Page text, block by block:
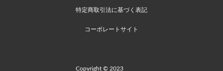
特定商取引法に基づく表記
コーポレートサイト
Copyright © 2023